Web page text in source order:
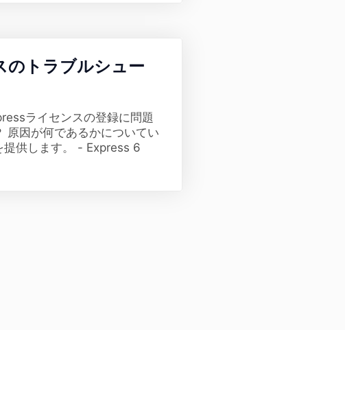
のトラブルシュー
ライセンスの登録に問題
原因が何であるかについてい
提供します。 - Express 6